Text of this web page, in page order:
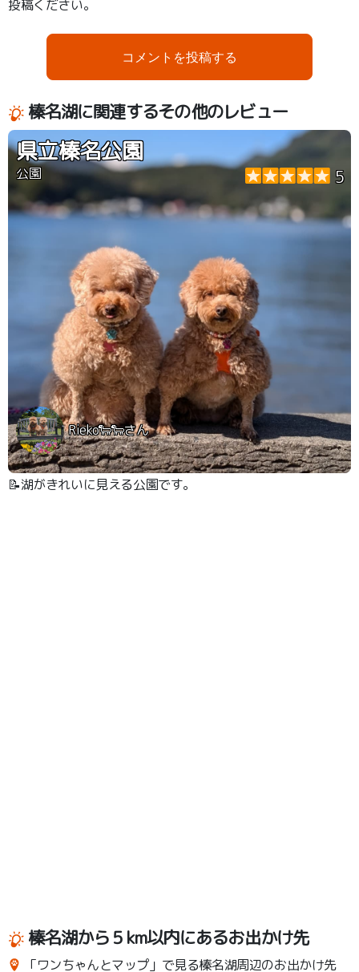
投稿ください。
コメントを投稿する
榛名湖に関連するその他のレビュー
県立榛名公園
公園 5
Rieko🐑🐑さん
📝湖がきれいに見える公園です。
榛名湖から５km以内にあるお出かけ先
「ワンちゃんとマップ」で見る榛名湖周辺のお出かけ先